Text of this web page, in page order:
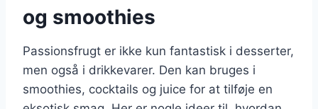
og smoothies
Passionsfrugt er ikke kun fantastisk i desserter,
men også i drikkevarer. Den kan bruges i
smoothies, cocktails og juice for at tilføje en